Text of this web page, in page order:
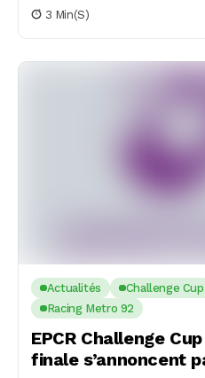
3 Min(s)
Actualités Challenge Cup
Racing Metro 92
EPCR Challenge
finale s’annoncent